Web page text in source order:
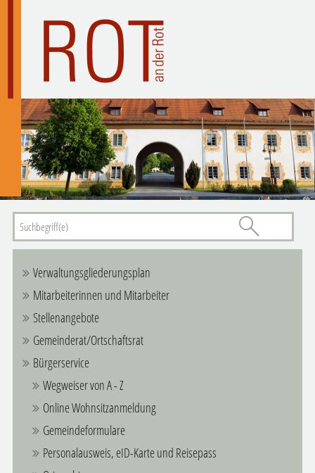
Verwaltungsgliederungsplan
Mitarbeiterinnen und Mitarbeiter
Stellenangebote
Gemeinderat/Ortschaftsrat
Bürgerservice
Wegweiser von A - Z
Online Wohnsitzanmeldung
Gemeindeformulare
Personalausweis, eID-Karte und Reisepass